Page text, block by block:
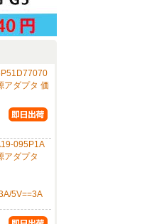
アダプタ 価
095P1A
アダプタ
5V==3A